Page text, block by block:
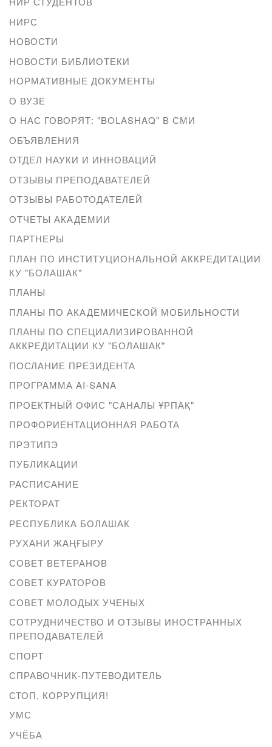
НИРС
НОВОСТИ
НОВОСТИ БИБЛИОТЕКИ
НОРМАТИВНЫЕ ДОКУМЕНТЫ
О ВУЗЕ
О НАС ГОВОРЯТ: "BOLASHAQ" В СМИ
ОБЪЯВЛЕНИЯ
ОТДЕЛ НАУКИ И ИННОВАЦИЙ
ОТЗЫВЫ ПРЕПОДАВАТЕЛЕЙ
ОТЗЫВЫ РАБОТОДАТЕЛЕЙ
ОТЧЕТЫ АКАДЕМИИ
ПАРТНЕРЫ
ПЛАН ПО ИНСТИТУЦИОНАЛЬНОЙ АККРЕДИТАЦИИ
КУ "БОЛАШАК"
ПЛАНЫ
ПЛАНЫ ПО АКАДЕМИЧЕСКОЙ МОБИЛЬНОСТИ
ПЛАНЫ ПО СПЕЦИАЛИЗИРОВАННОЙ
АККРЕДИТАЦИИ КУ "БОЛАШАК"
ПОСЛАНИЕ ПРЕЗИДЕНТА
ПРОГРАММА AI-SANA
ПРОЕКТНЫЙ ОФИС "САНАЛЫ ҰРПАҚ"
ПРОФОРИЕНТАЦИОННАЯ РАБОТА
ПРЭТИПЭ
ПУБЛИКАЦИИ
РАСПИСАНИЕ
РЕКТОРАТ
РЕСПУБЛИКА БОЛАШАК
РУХАНИ ЖАҢҒЫРУ
СОВЕТ ВЕТЕРАНОВ
СОВЕТ КУРАТОРОВ
СОВЕТ МОЛОДЫХ УЧЕНЫХ
СОТРУДНИЧЕСТВО И ОТЗЫВЫ ИНОСТРАННЫХ
ПРЕПОДАВАТЕЛЕЙ
СПОРТ
СПРАВОЧНИК-ПУТЕВОДИТЕЛЬ
СТОП, КОРРУПЦИЯ!
УМС
УЧЁБА